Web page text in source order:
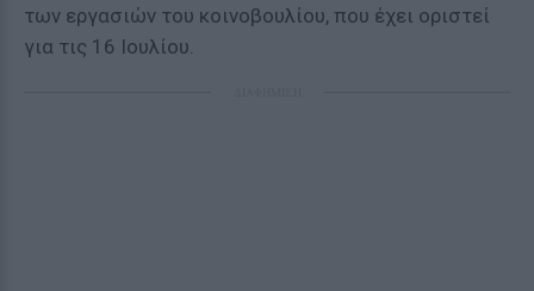
των εργασιών του κοινοβουλίου, που έχει οριστεί
για τις 16 Ιουλίου.